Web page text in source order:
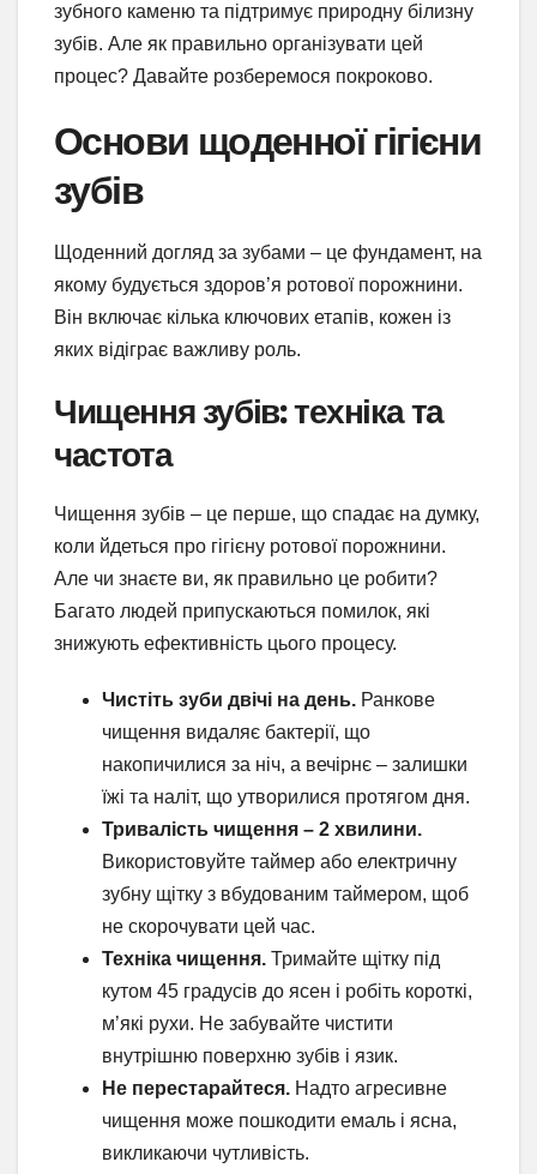
зубного каменю та підтримує природну білизну
зубів. Але як правильно організувати цей
процес? Давайте розберемося покроково.
Основи щоденної гігієни
зубів
Щоденний догляд за зубами – це фундамент, на
якому будується здоров’я ротової порожнини.
Він включає кілька ключових етапів, кожен із
яких відіграє важливу роль.
Чищення зубів: техніка та
частота
Чищення зубів – це перше, що спадає на думку,
коли йдеться про гігієну ротової порожнини.
Але чи знаєте ви, як правильно це робити?
Багато людей припускаються помилок, які
знижують ефективність цього процесу.
Чистіть зуби двічі на день. Ранкове
чищення видаляє бактерії, що
накопичилися за ніч, а вечірнє – залишки
їжі та наліт, що утворилися протягом дня.
Тривалість чищення – 2 хвилини.
Використовуйте таймер або електричну
зубну щітку з вбудованим таймером, щоб
не скорочувати цей час.
Техніка чищення. Тримайте щітку під
кутом 45 градусів до ясен і робіть короткі,
м’які рухи. Не забувайте чистити
внутрішню поверхню зубів і язик.
Не перестарайтеся. Надто агресивне
чищення може пошкодити емаль і ясна,
викликаючи чутливість.